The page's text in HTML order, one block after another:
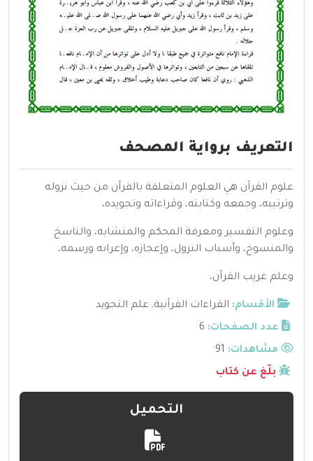
التعريف برواية المصحف
علوم القرآن هي العلوم المتعلقة بالقرآن من حيث نزوله
وترتيبه، وجمعه وكتابته، وقراءاته وتجويده،
وعلوم التفسير ومعرفة المحكم والمتشابه، والناسخ
والمنسوخ، وأسباب النزول، وإعجازه، وإعرابه ورسمه،
وعلم غريب القرآن،
الأقسام: القراءات القرآنية, علم التجويد
عدد الصفحات: 6
مشاهدات:
بلّغ عن كتاب
التحميل